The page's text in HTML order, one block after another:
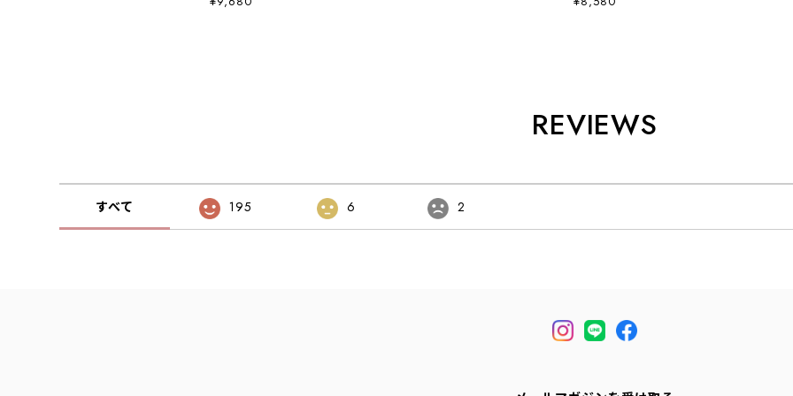
LADY'S [2026AW]
LADY'S [2026AW]
REVIEWS
すべて 195 6 2